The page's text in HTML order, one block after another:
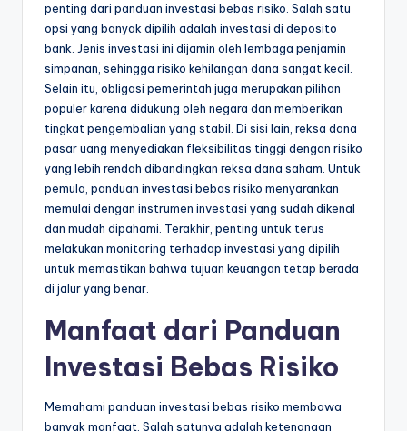
penting dari panduan investasi bebas risiko. Salah satu
opsi yang banyak dipilih adalah investasi di deposito
bank. Jenis investasi ini dijamin oleh lembaga penjamin
simpanan, sehingga risiko kehilangan dana sangat kecil.
Selain itu, obligasi pemerintah juga merupakan pilihan
populer karena didukung oleh negara dan memberikan
tingkat pengembalian yang stabil. Di sisi lain, reksa dana
pasar uang menyediakan fleksibilitas tinggi dengan risiko
yang lebih rendah dibandingkan reksa dana saham. Untuk
pemula, panduan investasi bebas risiko menyarankan
memulai dengan instrumen investasi yang sudah dikenal
dan mudah dipahami. Terakhir, penting untuk terus
melakukan monitoring terhadap investasi yang dipilih
untuk memastikan bahwa tujuan keuangan tetap berada
di jalur yang benar.
Manfaat dari Panduan
Investasi Bebas Risiko
Memahami panduan investasi bebas risiko membawa
banyak manfaat. Salah satunya adalah ketenangan